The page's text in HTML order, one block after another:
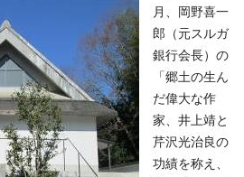
月、岡野喜一
郎（元スルガ
銀行会長）の
「郷土の生ん
だ偉大な作
家、井上靖と
芹沢光治良の
功績を称え、